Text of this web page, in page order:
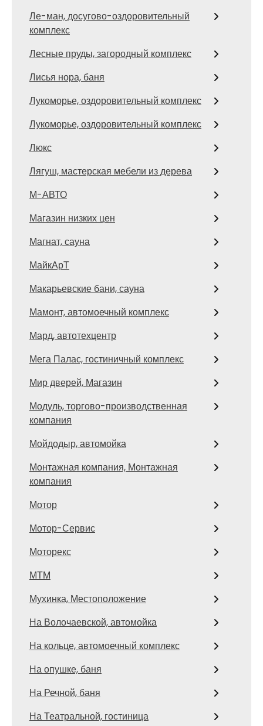
Ле-ман, досугово-оздоровительный
комплекс
Лесные пруды, загородный комплекс
Лисья нора, баня
Лукоморье, оздоровительный комплекс
Лукоморье, оздоровительный комплекс
Люкс
Лягуш, мастерская мебели из дерева
М-АВТО
Магазин низких цен
Магнат, сауна
МайкАрТ
Макарьевские бани, сауна
Мамонт, автомоечный комплекс
Мард, автотехцентр
Мега Палас, гостиничный комплекс
Мир дверей, Магазин
Модуль, торгово-производственная
компания
Мойдодыр, автомойка
Монтажная компания, Монтажная
компания
Мотор
Мотор-Сервис
Моторекс
МТМ
Мухинка, Местоположение
На Волочаевской, автомойка
На кольце, автомоечный комплекс
На опушке, баня
На Речной, баня
На Театральной, гостиница